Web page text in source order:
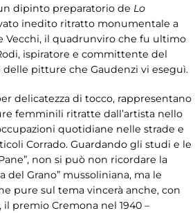
dipinto preparatorio de Lo
inedito ritratto monumentale a
Vecchi, il quadrunviro che fu ultimo
ispiratore e committente del
delle pitture che Gaudenzi vi eseguì.
delicatezza di tocco, rappresentano
femminili ritratte dall’artista nello
quotidiane nelle strade e
Corrado. Guardando gli studi e le
non si può non ricordare la
del Grano” mussoliniana, ma le
pure sul tema vincerà anche, con
premio Cremona nel 1940 –